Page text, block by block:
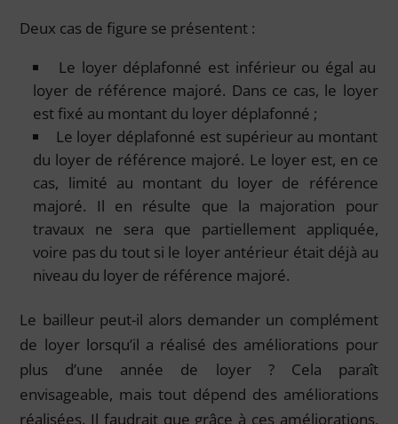
Deux cas de figure se présentent :
Le loyer déplafonné est inférieur ou égal au
loyer de référence majoré. Dans ce cas, le loyer
est fixé au montant du loyer déplafonné ;
Le loyer déplafonné est supérieur au montant
du loyer de référence majoré. Le loyer est, en ce
cas, limité au montant du loyer de référence
majoré. Il en résulte que la majoration pour
travaux ne sera que partiellement appliquée,
voire pas du tout si le loyer antérieur était déjà au
niveau du loyer de référence majoré.
Le bailleur peut-il alors demander un complément
de loyer lorsqu’il a réalisé des améliorations pour
plus d’une année de loyer ? Cela paraît
envisageable, mais tout dépend des améliorations
réalisées. Il faudrait que grâce à ces améliorations,